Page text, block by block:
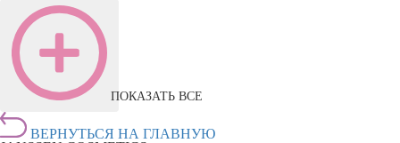
ПОКАЗАТЬ ВСЕ
ВЕРНУТЬСЯ НА ГЛАВНУЮ